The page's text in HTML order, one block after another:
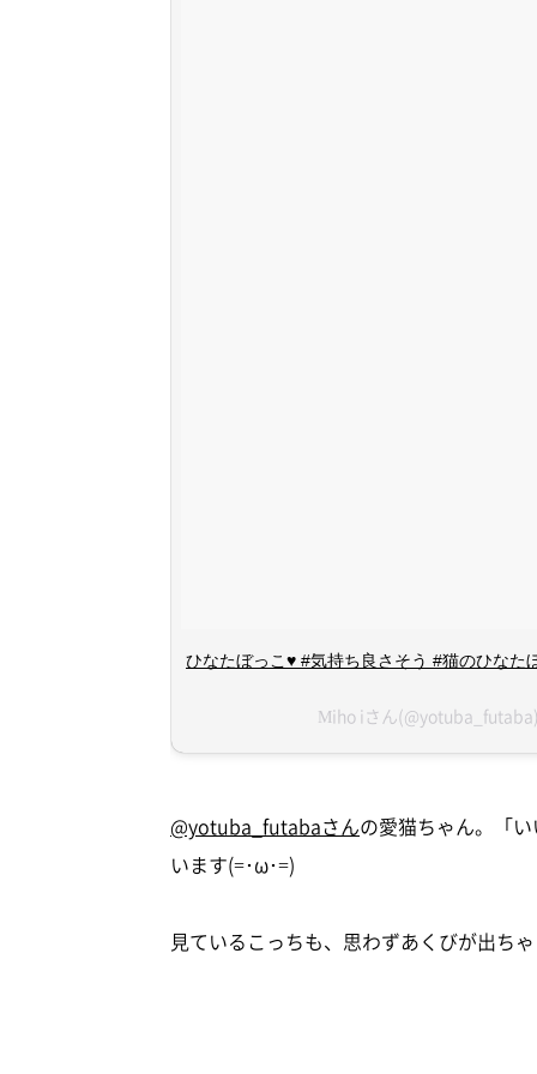
ひなたぼっこ♥ #気持ち良さそう #猫のひなた
Miho iさん
@yotuba_futabaさんの愛猫ちゃん。「
います(=･ω･=)
見ているこっちも、思わずあくびが出ち